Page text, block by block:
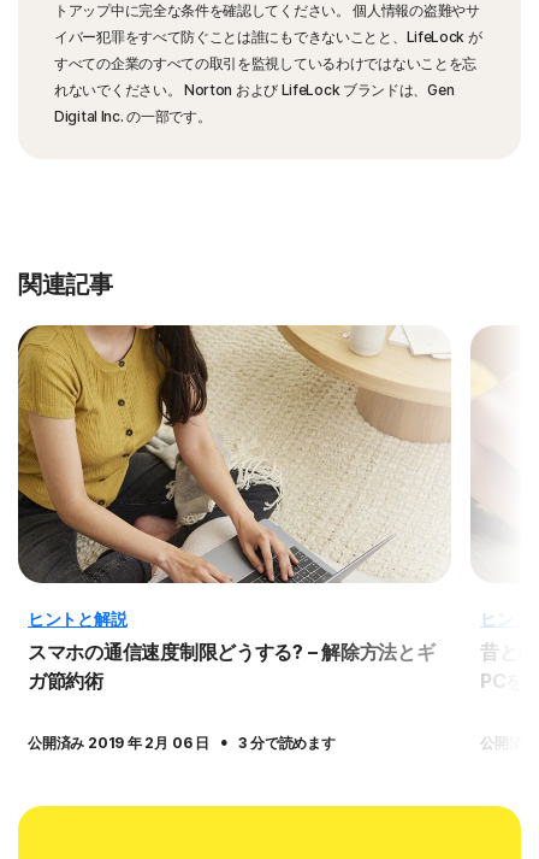
トアップ中に完全な条件を確認してください。 個人情報の盗難やサ
イバー犯罪をすべて防ぐことは誰にもできないことと、LifeLock が
すべての企業のすべての取引を監視しているわけではないことを忘
れないでください。 Norton および LifeLock ブランドは、Gen
Digital Inc. の一部です。
関連記事
ヒントと解説
スマホの通信速度制限どうする? – 解除方法とギ
ガ節約術
公開済み 2019 年 2月 06 日 · 3 分で読めます
ヒント
昔と
PCを
公開済